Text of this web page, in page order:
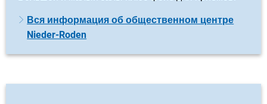
Вся информация об общественном центре
Nieder-Roden